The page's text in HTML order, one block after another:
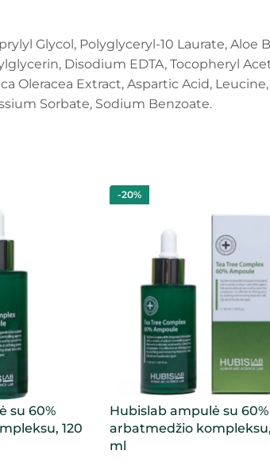
Glycol, Polyglyceryl-10 Laurate, Aloe
Disodium EDTA, Tocopheryl
Oleracea Extract, Aspartic Acid,
Sorbate, Sodium Benzoate.
su 60%
120
-20%
Hubislab ampulė su 60%
arbatmedžio
ml